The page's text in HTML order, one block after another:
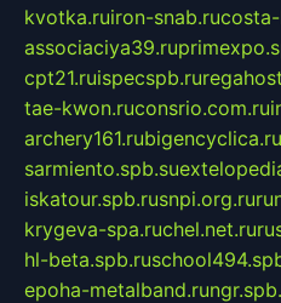
kvotka.ruiron-snab.ru
associaciya39.ru
cpt21.ruispecspb.ru
tae-kwon.ruconsrio.com.ru
archery161.rubigencyclica.ru
sarmiento.spb.su
iskatour.spb.rusnpi.org.ru
krygeva-spa.ruchel.net.ru
hl-beta.spb.ru
epoha-metalband.ru